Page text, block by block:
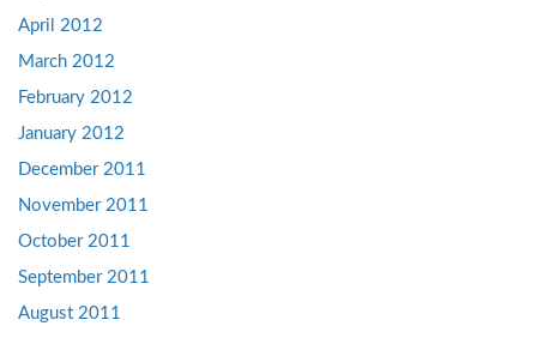
April 2012
March 2012
February 2012
January 2012
December 2011
November 2011
October 2011
September 2011
August 2011